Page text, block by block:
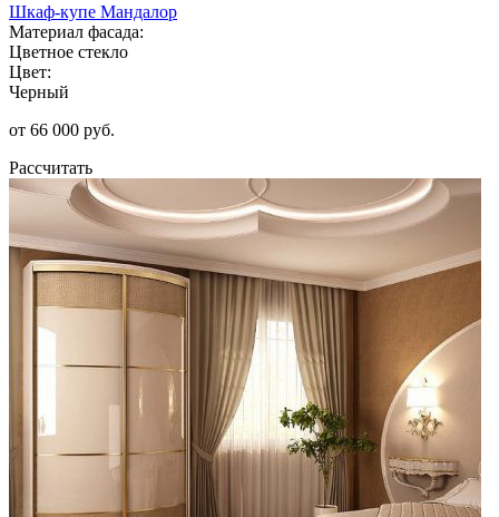
Шкаф-купе Мандалор
Материал фасада:
Цветное стекло
Цвет:
Черный
от 66 000 руб.
Рассчитать